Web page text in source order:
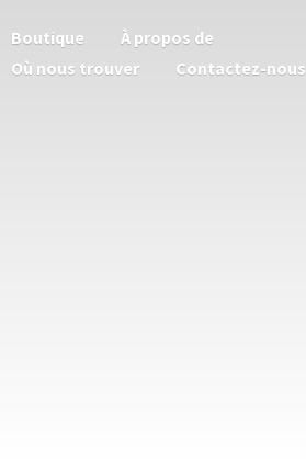
Boutique
À propos de
Où nous trouver
Contactez-nous